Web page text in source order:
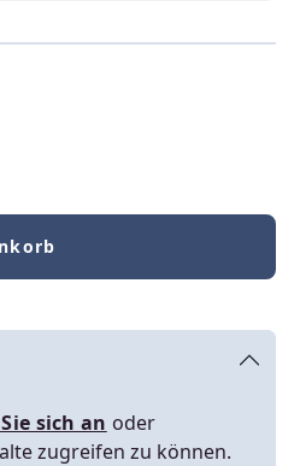
sich an oder
zugreifen zu können.